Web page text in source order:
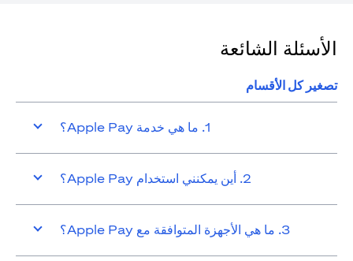
الأسئلة الشائعة
تصغير كل الأقسام
1. ما هي خدمة Apple Pay؟
2. أين يمكنني استخدام Apple Pay؟
3. ما هي الأجهزة المتوافقة مع Apple Pay؟